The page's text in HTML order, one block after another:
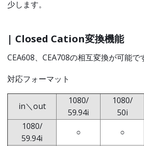
少します。
| Closed Cation変換機能
CEA608、CEA708の相互変換が可能で
対応フォーマット
in＼out
1080/
59.94i
1080/
50i
1080/
59.94i
○ ○